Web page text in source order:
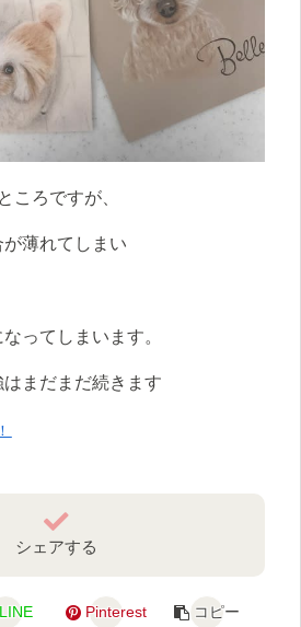
ころですが、
薄れてしまい
ってしまいます。
まだまだ続きます
シェアする
LINE Pinterest コピー